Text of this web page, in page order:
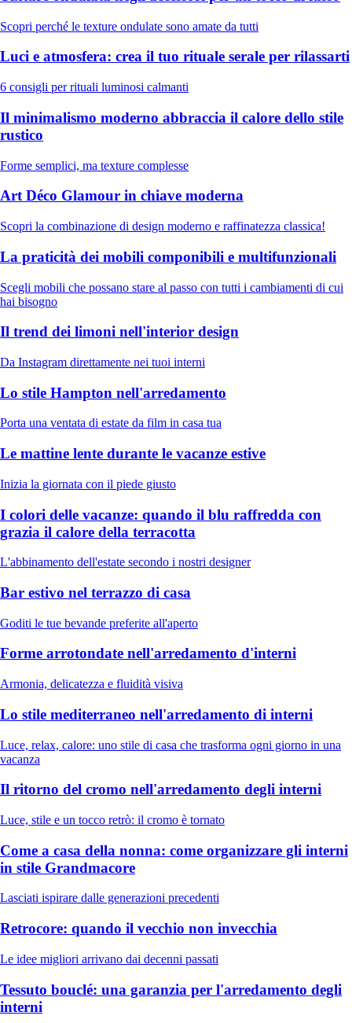
Scopri perché le texture ondulate sono amate da tutti
Luci e atmosfera: crea il tuo rituale serale per rilassarti
6 consigli per rituali luminosi calmanti
Il minimalismo moderno abbraccia il calore dello stile
rustico
Forme semplici, ma texture complesse
Art Déco Glamour in chiave moderna
Scopri la combinazione di design moderno e raffinatezza classica!
La praticità dei mobili componibili e multifunzionali
Scegli mobili che possano stare al passo con tutti i cambiamenti di cui
hai bisogno
Il trend dei limoni nell'interior design
Da Instagram direttamente nei tuoi interni
Lo stile Hampton nell'arredamento
Porta una ventata di estate da film in casa tua
Le mattine lente durante le vacanze estive
Inizia la giornata con il piede giusto
I colori delle vacanze: quando il blu raffredda con
grazia il calore della terracotta
L'abbinamento dell'estate secondo i nostri designer
Bar estivo nel terrazzo di casa
Goditi le tue bevande preferite all'aperto
Forme arrotondate nell'arredamento d'interni
Armonia, delicatezza e fluidità visiva
Lo stile mediterraneo nell'arredamento di interni
Luce, relax, calore: uno stile di casa che trasforma ogni giorno in una
vacanza
Il ritorno del cromo nell'arredamento degli interni
Luce, stile e un tocco retrò: il cromo è tornato
Come a casa della nonna: come organizzare gli interni
in stile Grandmacore
Lasciati ispirare dalle generazioni precedenti
Retrocore: quando il vecchio non invecchia
Le idee migliori arrivano dai decenni passati
Tessuto bouclé: una garanzia per l'arredamento degli
interni